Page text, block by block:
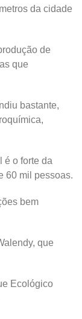
da cidade
de
que
bastante,
é o forte da
60 mil pessoas.
bem
que
Ecológico